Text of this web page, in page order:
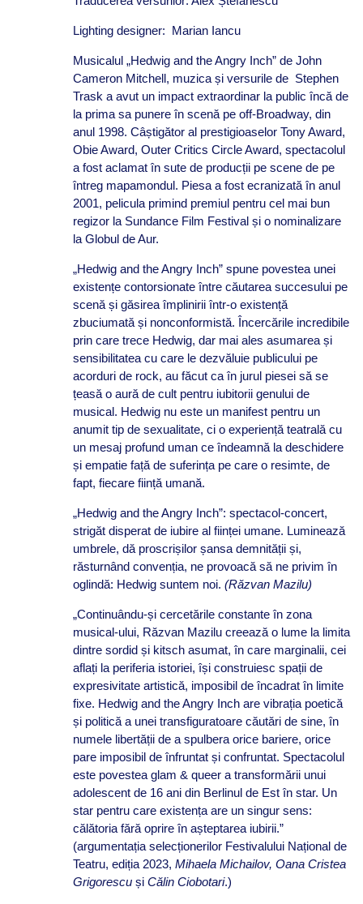
Lighting designer: Marian Iancu
Musicalul „Hedwig and the Angry Inch” de John
Cameron Mitchell, muzica și versurile de Stephen
Trask a avut un impact extraordinar la public încă de
la prima sa punere în scenă pe off-Broadway, din
anul 1998. Câștigător al prestigioaselor Tony Award,
Obie Award, Outer Critics Circle Award, spectacolul
a fost aclamat în sute de producții pe scene de pe
întreg mapamondul. Piesa a fost ecranizată în anul
2001, pelicula primind premiul pentru cel mai bun
regizor la Sundance Film Festival și o nominalizare
la Globul de Aur.
„Hedwig and the Angry Inch” spune povestea unei
existențe contorsionate între căutarea succesului pe
scenă și găsirea împlinirii într-o existență
zbuciumată și nonconformistă. Încercările incredibile
prin care trece Hedwig, dar mai ales asumarea și
sensibilitatea cu care le dezvăluie publicului pe
acorduri de rock, au făcut ca în jurul piesei să se
țeasă o aură de cult pentru iubitorii genului de
musical. Hedwig nu este un manifest pentru un
anumit tip de sexualitate, ci o experiență teatrală cu
un mesaj profund uman ce îndeamnă la deschidere
și empatie față de suferința pe care o resimte, de
fapt, fiecare ființă umană.
„Hedwig and the Angry Inch”: spectacol-concert,
strigăt disperat de iubire al ființei umane. Luminează
umbrele, dă proscrișilor șansa demnității și,
răsturnând convenția, ne provoacă să ne privim în
oglindă: Hedwig suntem noi. (Răzvan Mazilu)
„Continuându-și cercetările constante în zona
musical-ului, Răzvan Mazilu creează o lume la limita
dintre sordid și kitsch asumat, în care marginalii, cei
aflați la periferia istoriei, își construiesc spații de
expresivitate artistică, imposibil de încadrat în limite
fixe. Hedwig and the Angry Inch are vibrația poetică
și politică a unei transfiguratoare căutări de sine, în
numele libertății de a spulbera orice bariere, orice
pare imposibil de înfruntat și confruntat. Spectacolul
este povestea glam & queer a transformării unui
adolescent de 16 ani din Berlinul de Est în star. Un
star pentru care existența are un singur sens:
călătoria fără oprire în așteptarea iubirii.”
(argumentația selecționerilor Festivalului Național de
Teatru, ediția 2023, Mihaela Michailov, Oana Cristea
Grigorescuși Călin Ciobotari.)